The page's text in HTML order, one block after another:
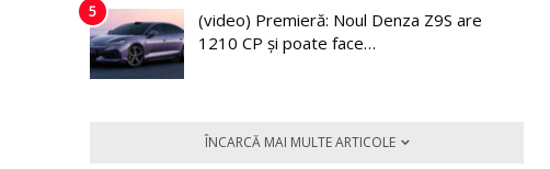
5
(video) Premieră: Noul Denza Z9S are
1210 CP și poate face…
ÎNCARCĂ MAI MULTE ARTICOLE